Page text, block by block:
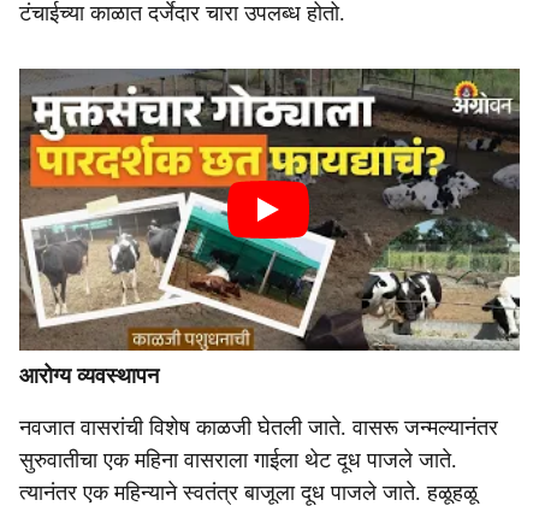
टंचाईच्या काळात दर्जेदार चारा उपलब्ध होतो.
आरोग्य व्यवस्थापन
नवजात वासरांची विशेष काळजी घेतली जाते. वासरू जन्मल्यानंतर
सुरुवातीचा एक महिना वासराला गाईला थेट दूध पाजले जाते.
त्यानंतर एक महिन्याने स्वतंत्र बाजूला दूध पाजले जाते. हळूहळू